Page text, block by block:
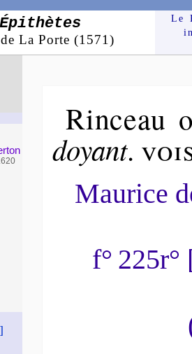
La Porte (1571)
Le
Rinceau
doyant.
Maurice
f°